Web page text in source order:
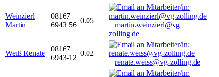
Weinzierl
Martin
08167
6943-56
0.05
martin.weinzierl@vg-
zolling.de
Weiß Renate
08167
6943-12
0.02
renate.weiss@vg-zolling.de